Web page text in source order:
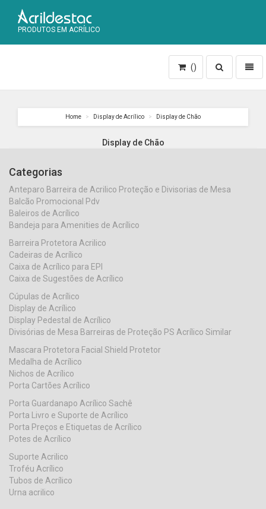
PRODUTOS EM ACRÍLICO
Toggle
search
()
Home Display de Acrílico Display de Chão
Display de Chão
Categorias
Anteparo Barreira de Acrilico Proteção e Divisorias de Mesa
Balcão Promocional Pdv
Baleiros de Acrílico
Bandeja para Amenities de Acrílico
Barreira Protetora Acrilico
Cadeiras de Acrílico
Caixa de Acrílico para EPI
Caixa de Sugestões de Acrílico
Cúpulas de Acrílico
Display de Acrílico
Display Pedestal de Acrílico
Divisórias de Mesa Barreiras de Proteção PS Acrílico Similar
Mascara Protetora Facial Shield Protetor
Medalha de Acrílico
Nichos de Acrílico
Porta Cartões Acrílico
Porta Guardanapo Acrílico Sachê
Porta Livro e Suporte de Acrílico
Porta Preços e Etiquetas de Acrílico
Potes de Acrílico
Suporte Acrilico
Troféu Acrílico
Tubos de Acrílico
Urna acrilico